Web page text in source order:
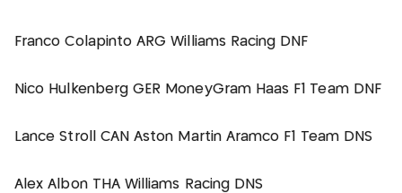
Franco Colapinto ARG Williams Racing DNF
Nico Hulkenberg GER MoneyGram Haas F1 Team DNF
Lance Stroll CAN Aston Martin Aramco F1 Team DNS
Alex Albon THA Williams Racing DNS